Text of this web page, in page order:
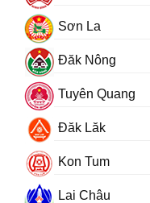
Sơn La
Đăk Nông
Tuyên Quang
Đăk Lăk
Kon Tum
Lai Châu